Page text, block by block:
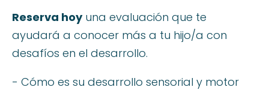
Reserva hoyuna evaluación que te
ayudará a conocer más a tu hijo/a con
desafíos en el desarrollo.
- Cómo es su desarrollo sensorial y motor